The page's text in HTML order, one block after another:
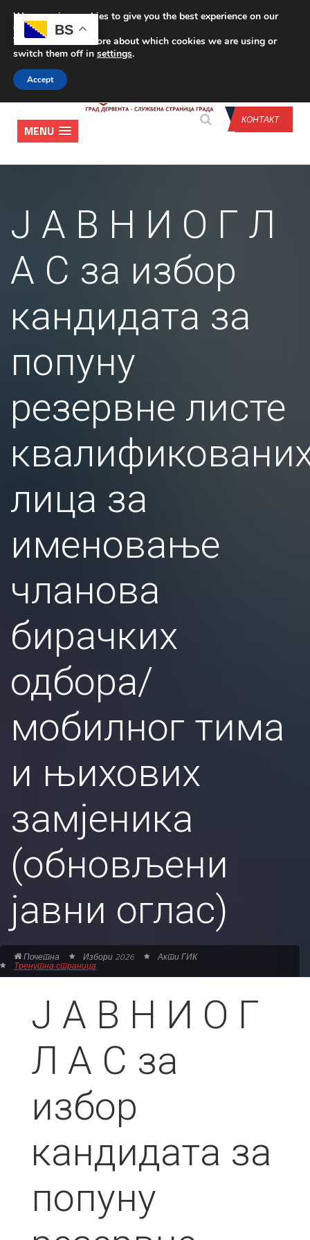
CONTACT US
КОНТАКТ
MENU
Ј А В Н И О Г Л
А С за избор
кандидата за
попуну
резервне листе
лица за
именовање
чланова
бирачких
одбора/
мобилног тима
и њихових
замјеника
(обновљени
јавни оглас)
Почетна Избори 2026 Акти ГИК
Тренутна страница
Ј А В Н И О Г
Л А С за
избор
кандидата за
попуну
BS
We are using cookies to give you the best experience on our
website.
You can find out more about which cookies we are using or
switch them off in settings.
Accept